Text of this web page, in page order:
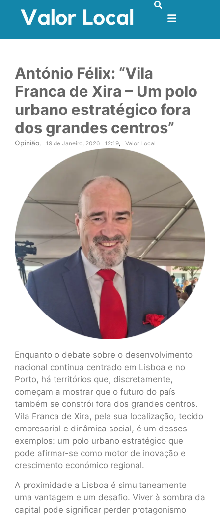
António Félix: “Vila
Franca de Xira – Um polo
urbano estratégico fora
dos grandes centros”
Opinião, 19 de Janeiro, 2026 12:19, Valor Local
Enquanto o debate sobre o desenvolvimento
nacional continua centrado em Lisboa e no
Porto, há territórios que, discretamente,
começam a mostrar que o futuro do país
também se constrói fora dos grandes centros.
Vila Franca de Xira, pela sua localização, tecido
empresarial e dinâmica social, é um desses
exemplos: um polo urbano estratégico que
pode afirmar-se como motor de inovação e
crescimento económico regional.
A proximidade a Lisboa é simultaneamente
uma vantagem e um desafio. Viver à sombra da
capital pode significar perder protagonismo